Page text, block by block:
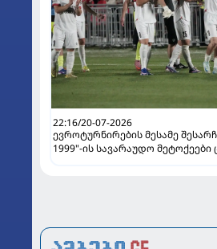
22:16/20-07-2026
ევროტურნირების მესამე
1999"-ის სავარაუდო